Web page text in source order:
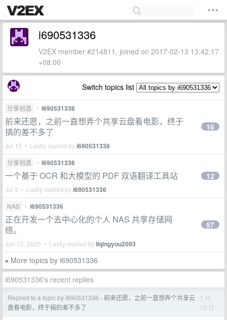
i690531336
V2EX member #214811, joined on 2017-02-13 13:42:17
+08:00
Switch topics list
分享创造 • i690531336
前来还愿，之前一直想弄个共享云盘看电影，终于
搞的差不多了
Jul 10 • Lastly replied byi690531336
16
分享创造 • i690531336
一个基于 OCR 和大模型的 PDF 双语翻译工具站
Jul 3 • Lastly replied byi690531336
12
NAS • i690531336
正在开发一个去中心化的个人 NAS 共享存储网
络。
Jun 12, 2025 • Lastly replied byliqingyou2093
57
» More topics by i690531336
i690531336's recent replies
Replied to a topic by i690531336 › 前来还愿，之前一直想弄个共享云
盘看电影，终于搞的差不多了
7 月
13 日